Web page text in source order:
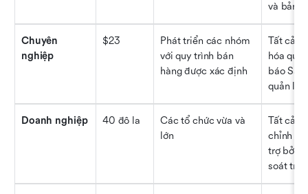
và bảng
Chuyên
nghiệp
$23
Phát triển các nhóm
với quy trình bán
hàng được xác định
Tất cả
hóa quy
báo
quản lý
Doanh nghiệp 40 đô la
Các tổ chức vừa và
lớn
Tất cả
chỉnh
trợ bởi
soát